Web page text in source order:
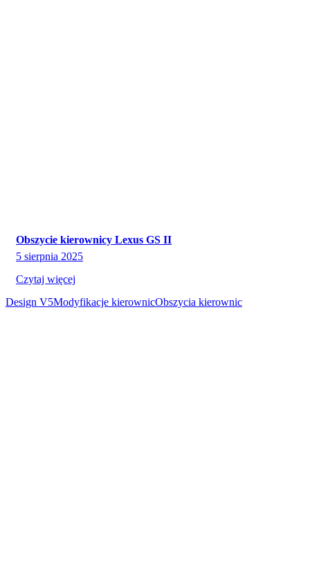
Obszycie kierownicy Lexus GS II
5 sierpnia 2025
Czytaj więcej
Design V5Modyfikacje kierownicObszycia kierownic